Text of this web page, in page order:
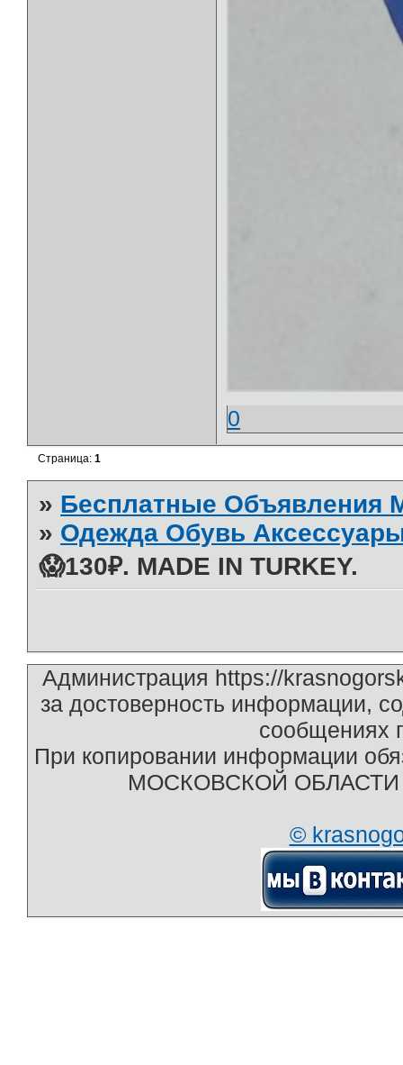
0
Страница:1
» Бесплатные
» Одежда Обувь
😱130₽. MADE IN TURKEY.
Администрация https://
за достоверность информации,
сообщениях
При копировании информации
МОСКОВСКОЙ ОБЛАСТИ
©